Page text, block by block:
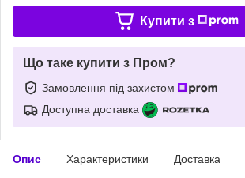
Купити з
Що таке купити з Пром?
Замовлення під захистом
Доступна доставка
Опис Характеристики Доставка